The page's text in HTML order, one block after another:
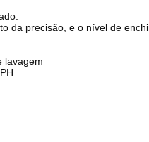
da precisão, e o nível de
lavagem